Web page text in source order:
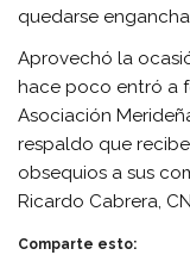
quedarse
Aprovechó la
hace poco entró a
Asociación
respaldo que
obsequios a sus
Ricardo Cabrera,
Comparte esto: